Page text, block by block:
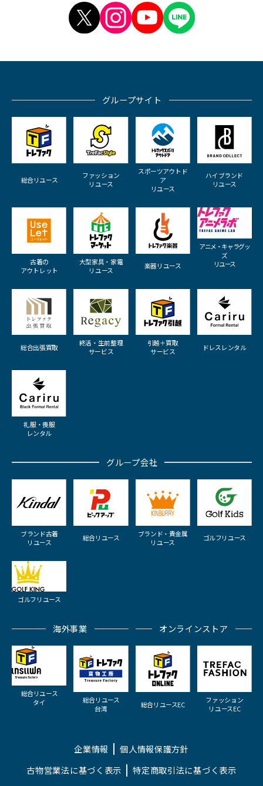
グループサイト
総合リユース
ファッション
リユース
スポーツアウトド
ア
リユース
ハイブランド
リユース
古着の
アウトレット
大型家具・家電
リユース
楽器リユース
アニメ・キャラグッ
ズ
リユース
総合出張買取
終活・生前整理
サービス
引越＋買取
サービス
ドレスレンタル
礼服・喪服
レンタル
グループ会社
ブランド古着
リユース
総合リユース
ブランド・貴金属
リユース
ゴルフリユース
ゴルフリユース
海外事業
総合リユース
タイ
総合リユース
台湾
オンラインストア
総合リユースEC
ファッション
リユースEC
企業情報
個人情報保護方針
古物営業法に基づく表示
特定商取引法に基づく表示